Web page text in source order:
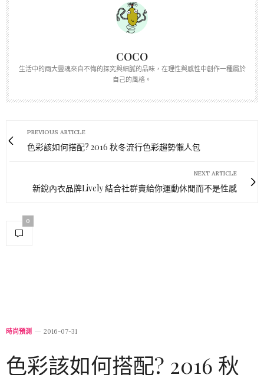
COCO
生活中的兩大靈魂來自不悔的探究與細膩的品味，在理性與感性中創作一種屬於
自己的風格。
PREVIOUS ARTICLE
色彩該如何搭配? 2016 秋冬流行色彩趨勢懶人包
NEXT ARTICLE
新銳內衣品牌Lively 結合社群賣給你運動休閒而不是性感
0
時尚預測 2016-07-31
色彩該如何搭配? 2016 秋